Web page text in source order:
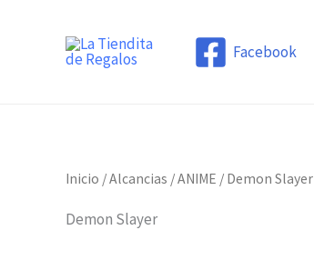
contenido
Facebook
Inicio /Alcancias /ANIME / Demon Slayer
Demon Slayer